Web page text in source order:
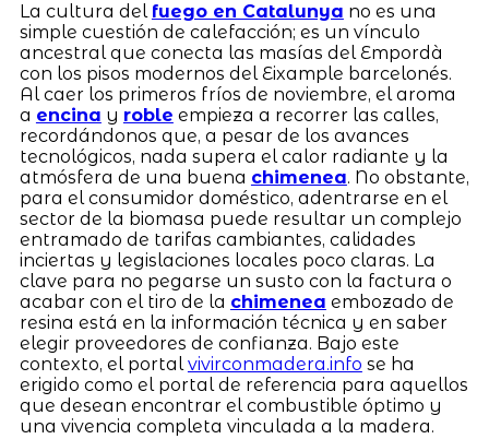
La cultura del fuego en Catalunya no es una
simple cuestión de calefacción; es un vínculo
ancestral que conecta las masías del Empordà
con los pisos modernos del Eixample barcelonés.
Al caer los primeros fríos de noviembre, el aroma
a encina y roble empieza a recorrer las calles,
recordándonos que, a pesar de los avances
tecnológicos, nada supera el calor radiante y la
atmósfera de una buena chimenea. No obstante,
para el consumidor doméstico, adentrarse en el
sector de la biomasa puede resultar un complejo
entramado de tarifas cambiantes, calidades
inciertas y legislaciones locales poco claras. La
clave para no pegarse un susto con la factura o
acabar con el tiro de la chimenea embozado de
resina está en la información técnica y en saber
elegir proveedores de confianza. Bajo este
contexto, el portalvivirconmadera.info se ha
erigido como el portal de referencia para aquellos
que desean encontrar el combustible óptimo y
una vivencia completa vinculada a la madera.